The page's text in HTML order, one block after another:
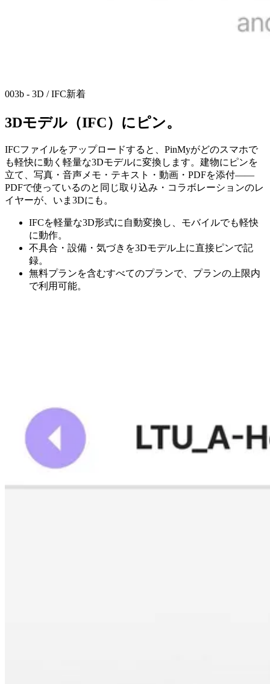
003b - 3D / IFC新着
3Dモデル（IFC）にピン。
IFCファイルをアップロードすると、PinMyがどのスマホで
も軽快に動く軽量な3Dモデルに変換します。建物にピンを
立て、写真・音声メモ・テキスト・動画・PDFを添付——
PDFで使っているのと同じ取り込み・コラボレーションのレ
イヤーが、いま3Dにも。
IFCを軽量な3D形式に自動変換し、モバイルでも軽快
に動作。
不具合・設備・気づきを3Dモデル上に直接ピンで記
録。
無料プランを含むすべてのプランで、プランの上限内
で利用可能。